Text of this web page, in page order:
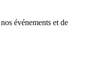
événements et de